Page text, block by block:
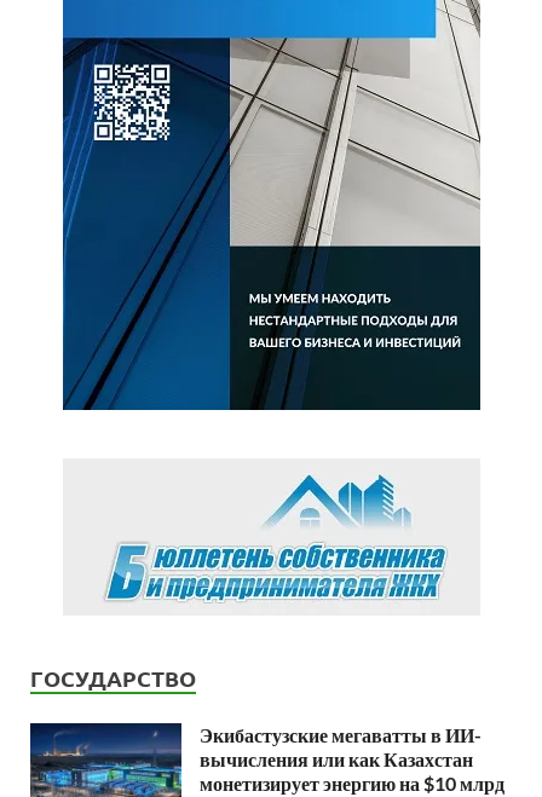
ГОСУДАРСТВО
Экибастузские мегаватты в ИИ-
вычисления или как Казахстан
монетизирует энергию на $10 млрд